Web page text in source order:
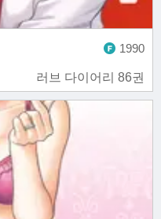
러브 다이어리 86권
1990